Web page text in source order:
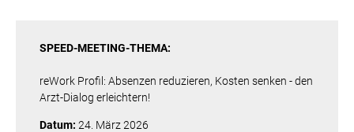
SPEED-MEETING-THEMA:
reWork Profil: Absenzen reduzieren, Kosten senken - den
Arzt-Dialog erleichtern!
Datum: 24. März 2026